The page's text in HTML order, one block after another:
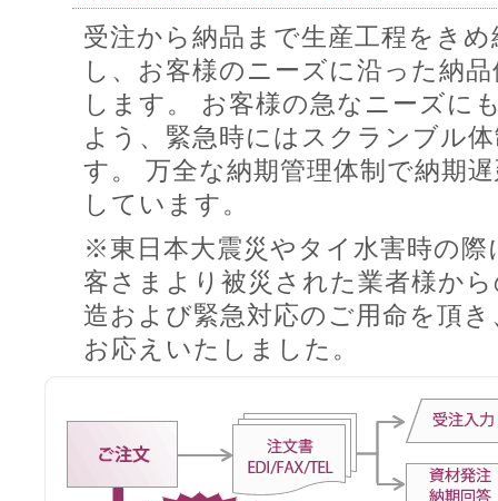
受注から納品まで生産工程をき
し、お客様のニーズに沿った納
します。 お客様の急なニーズに
よう、緊急時にはスクランブル
す。 万全な納期管理体制で納期
しています。
※東日本大震災やタイ水害時の際
客さまより被災された業者様か
造および緊急対応のご用命を頂
お応えいたしました。